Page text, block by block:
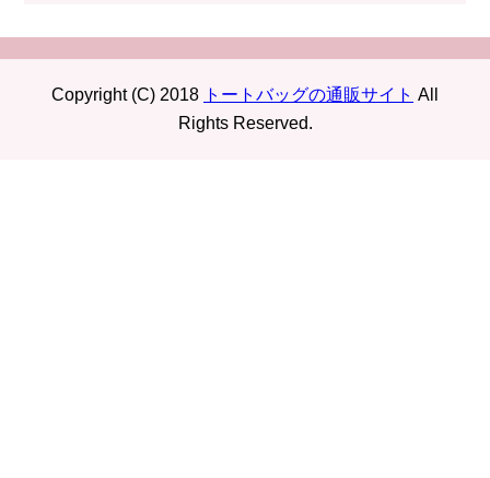
Copyright (C) 2018 トートバッグの通販サイト All
Rights Reserved.